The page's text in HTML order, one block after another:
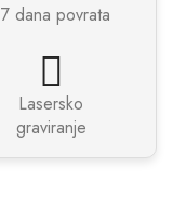
7 dana povrata
Lasersko
graviranje